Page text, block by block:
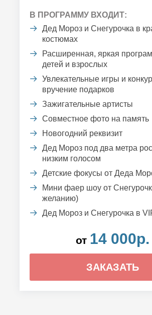
В ПРОГРАММУ ВХОДИТ:
Дед Мороз и Снегурочка в
костюмах
Расширенная, яркая
детей и взрослых
Увлекательные игры и
вручение подарков
Зажигательные артисты
Совместное фото на память
Новогодний реквизит
Дед Мороз под два метра
низким голосом
Детские фокусы от Деда
Мини фаер шоу от
желанию)
Дед Мороз и Снегурочка в
от 14 000р.
ЗАКАЗАТЬ